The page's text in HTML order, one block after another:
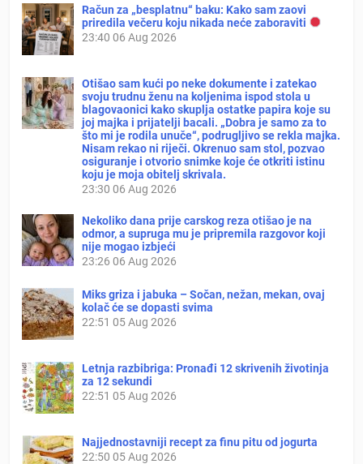
Račun za „besplatnu“ baku: Kako sam zaovi
priredila večeru koju nikada neće zaboraviti
23:40 06 Aug 2026
Otišao sam kući po neke dokumente i zatekao
svoju trudnu ženu na koljenima ispod stola u
blagovaonici kako skuplja ostatke papira koje su
joj majka i prijatelji bacali. „Dobra je samo za to
što mi je rodila unuče“, podrugljivo se rekla majka.
Nisam rekao ni riječi. Okrenuo sam stol, pozvao
osiguranje i otvorio snimke koje će otkriti istinu
koju je moja obitelj skrivala.
23:30 06 Aug 2026
Nekoliko dana prije carskog reza otišao je na
odmor, a supruga mu je pripremila razgovor koji
nije mogao izbjeći
23:26 06 Aug 2026
Miks griza i jabuka – Sočan, nežan, mekan, ovaj
kolač će se dopasti svima
22:51 05 Aug 2026
Letnja razbibriga: Pronađi 12 skrivenih životinja
za 12 sekundi
22:51 05 Aug 2026
Najjednostavniji recept za finu pitu od jogurta
22:50 05 Aug 2026